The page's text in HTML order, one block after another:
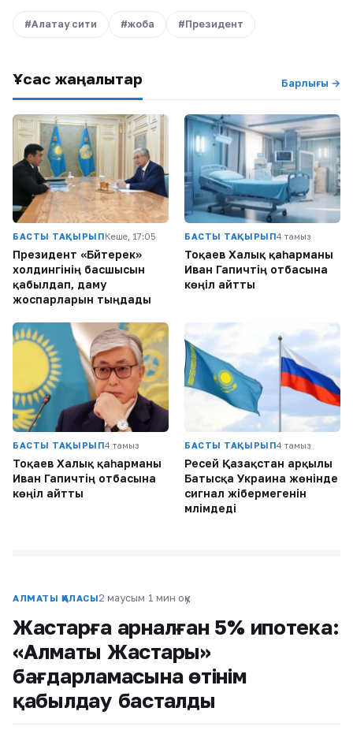
#Алатау сити #жоба #Президент
Ұқсас жаңалықтар Барлығы →
БАСТЫ ТАҚЫРЫПКеше, 17:05
Президент «Бәйтерек»
холдингінің басшысын
қабылдап, даму
жоспарларын тыңдады
БАСТЫ ТАҚЫРЫП4 тамыз
Тоқаев Халық қаһарманы
Иван Гапичтің отбасына
көңіл айтты
БАСТЫ ТАҚЫРЫП4 тамыз
Тоқаев Халық қаһарманы
Иван Гапичтің отбасына
көңіл айтты
БАСТЫ ТАҚЫРЫП4 тамыз
Ресей Қазақстан арқылы
Батысқа Украина жөнінде
сигнал жібермегенін
мәлімдеді
АЛМАТЫ ҚАЛАСЫ2 маусым·1 мин оқу
Жастарға арналған 5% ипотека:
«Алматы Жастары»
бағдарламасына өтінім
қабылдау басталды